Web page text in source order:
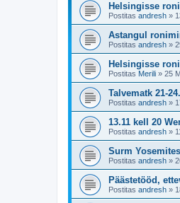
Helsingisse
Postitas andresh »
Astangul
Postitas andresh »
Helsingisse
Postitas Merili » 25
Talvematk 21-
Postitas andresh »
13.11 kell 20
Postitas andresh »
Surm
Postitas andresh »
Päästetööd,
Postitas andresh »